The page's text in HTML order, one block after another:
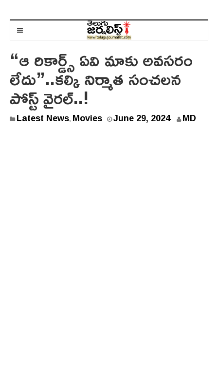
“ఆ రికార్డ్స్ ఏవి మాకు అవసరం
లేదు”..కల్కి నిర్మాత సంచలన
పోస్ట్ వైరల్..!
Latest News, Movies June 29, 2024J MD